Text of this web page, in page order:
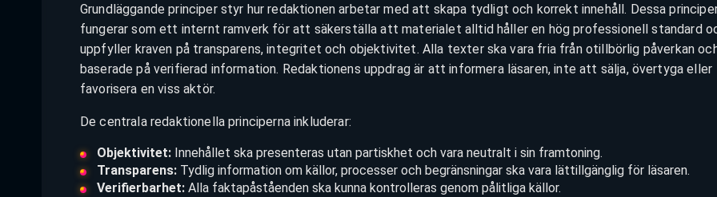
Grundläggande principer styr hur redaktionen arbetar med att skapa tydligt och korrekt innehåll. Dessa
fungerar som ett internt ramverk för att säkerställa att materialet alltid håller en hög professionell standard
uppfyller kraven på transparens, integritet och objektivitet. Alla texter ska vara fria från otillbörlig påverkan
baserade på verifierad information. Redaktionens uppdrag är att informera läsaren, inte att sälja, övertyga eller
favorisera en viss aktör.
De centrala redaktionella principerna inkluderar:
Objektivitet:Innehållet ska presenteras utan partiskhet och vara neutralt i sin framtoning.
Transparens:Tydlig information om källor, processer och begränsningar ska vara lättillgänglig för läsaren.
Verifierbarhet:Alla faktapåståenden ska kunna kontrolleras genom pålitliga källor.